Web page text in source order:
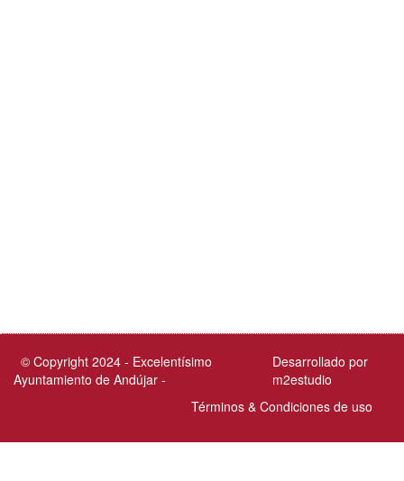
Desarrollado por
m2estudio
© Copyright 2024 - Excelentísimo
Ayuntamiento de Andújar -
Términos & Condiciones de uso